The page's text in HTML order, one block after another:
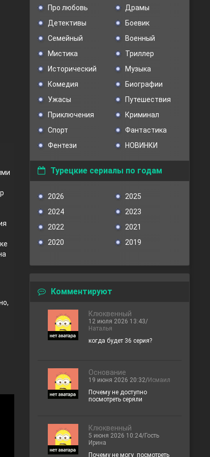
Про любовь
Драмы
Детективы
Боевик
Семейный
Военный
Мистика
Триллер
Исторический
Музыка
Комедия
Биографии
Ужасы
Путешествия
Приключения
Криминал
Спорт
Фантастика
Фентези
НОВИНКИ
Турецкие сериалы по годам
2026
2025
2024
2023
2022
2021
2020
2019
Комментируют
Клюквенный
12 июля 2026 13:43/
Наталья
когда будет 36 серия?
Основание
19 июня 2026 20:32/Исмаил
Почему не доступно
посмотреть серяли
Клюквенный
5 июня 2026 10:24/Гость
Ирина
Почему не могу посмотреть